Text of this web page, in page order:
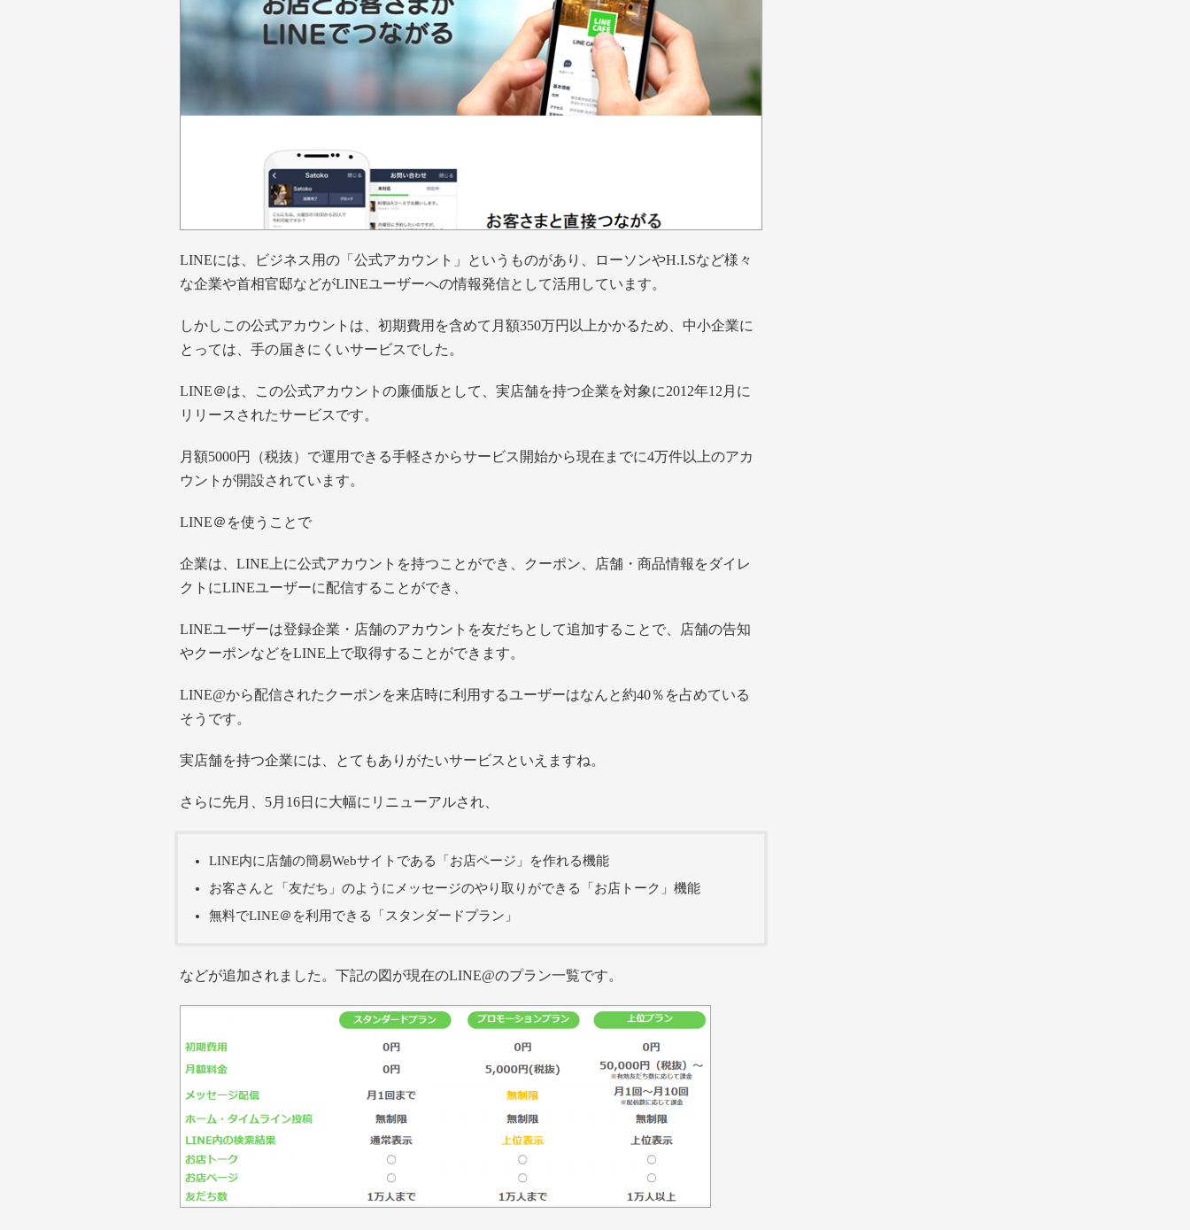
LINEには、ビジネス用の「公式アカウント」というものがあり、ローソンやH.I.Sなど様々
な企業や首相官邸などがLINEユーザーへの情報発信として活用しています。
しかしこの公式アカウントは、初期費用を含めて月額350万円以上かかるため、中小企業に
とっては、手の届きにくいサービスでした。
LINE＠は、この公式アカウントの廉価版として、実店舗を持つ企業を対象に2012年12月に
リリースされたサービスです。
月額5000円（税抜）で運用できる手軽さからサービス開始から現在までに4万件以上のアカ
ウントが開設されています。
LINE＠を使うことで
企業は、LINE上に公式アカウントを持つことができ、クーポン、店舗・商品情報をダイレ
クトにLINEユーザーに配信することができ、
LINEユーザーは登録企業・店舗のアカウントを友だちとして追加することで、店舗の告知
やクーポンなどをLINE上で取得することができます。
LINE@から配信されたクーポンを来店時に利用するユーザーはなんと約40％を占めている
そうです。
実店舗を持つ企業には、とてもありがたいサービスといえますね。
さらに先月、5月16日に大幅にリニューアルされ、
LINE内に店舗の簡易Webサイトである「お店ページ」を作れる機能
お客さんと「友だち」のようにメッセージのやり取りができる「お店トーク」機能
無料でLINE＠を利用できる「スタンダードプラン」
などが追加されました。下記の図が現在のLINE@のプラン一覧です。